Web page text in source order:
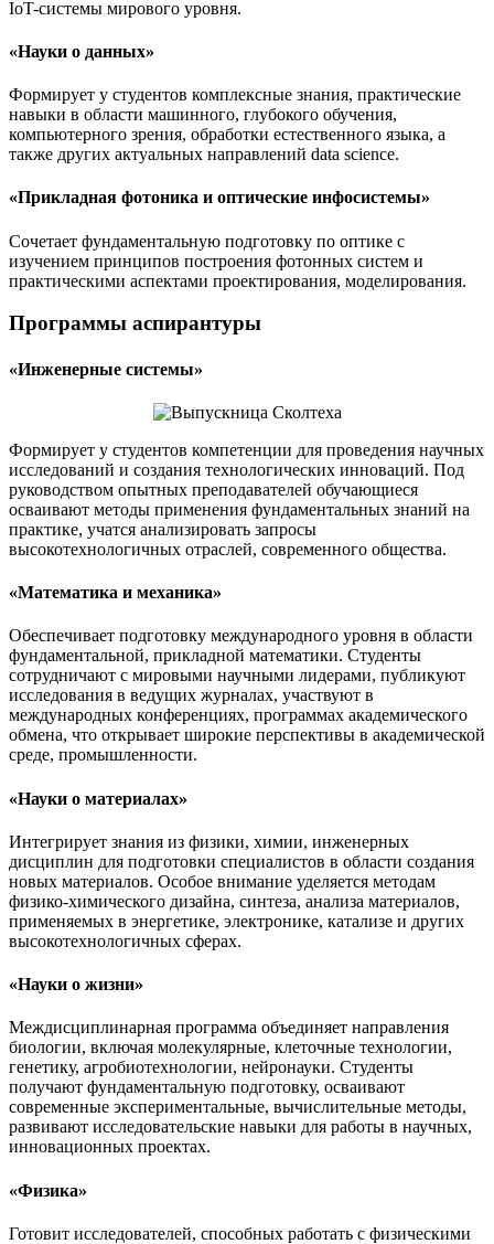
IoT-системы мирового уровня.
«Науки о данных»
Формирует у студентов комплексные знания, практические
навыки в области машинного, глубокого обучения,
компьютерного зрения, обработки естественного языка, а
также других актуальных направлений data science.
«Прикладная фотоника и оптические инфосистемы»
Сочетает фундаментальную подготовку по оптике с
изучением принципов построения фотонных систем и
практическими аспектами проектирования, моделирования.
Программы аспирантуры
«Инженерные системы»
Формирует у студентов компетенции для проведения научных
исследований и создания технологических инноваций. Под
руководством опытных преподавателей обучающиеся
осваивают методы применения фундаментальных знаний на
практике, учатся анализировать запросы
высокотехнологичных отраслей, современного общества.
«Математика и механика»
Обеспечивает подготовку международного уровня в области
фундаментальной, прикладной математики. Студенты
сотрудничают с мировыми научными лидерами, публикуют
исследования в ведущих журналах, участвуют в
международных конференциях, программах академического
обмена, что открывает широкие перспективы в академической
среде, промышленности.
«Науки о материалах»
Интегрирует знания из физики, химии, инженерных
дисциплин для подготовки специалистов в области создания
новых материалов. Особое внимание уделяется методам
физико-химического дизайна, синтеза, анализа материалов,
применяемых в энергетике, электронике, катализе и других
высокотехнологичных сферах.
«Науки о жизни»
Междисциплинарная программа объединяет направления
биологии, включая молекулярные, клеточные технологии,
генетику, агробиотехнологии, нейронауки. Студенты
получают фундаментальную подготовку, осваивают
современные экспериментальные, вычислительные методы,
развивают исследовательские навыки для работы в научных,
инновационных проектах.
«Физика»
Готовит исследователей, способных работать с физическими